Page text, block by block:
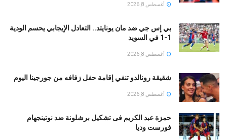
أغسطس 8, 2026
بي إس جي ضد مان يونايتد.. التعادل الإيجابي يحسم الودية
1-1 في السويد
أغسطس 8, 2026
شقيقة رونالدو تنفي إقامة حفل زفافه من جورجينا اليوم
أغسطس 8, 2026
حمزة عبد الكريم فى تشكيل برشلونة ضد نوتينجهام
فورست وديا